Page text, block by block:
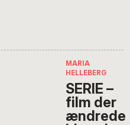
MARIA
HELLEBERG
SERIE –
film der
ændrede